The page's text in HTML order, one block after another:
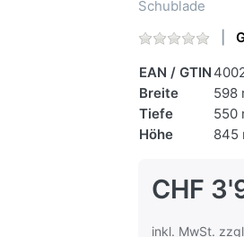
Schublade
EAN / GTIN
Breite
598
Tiefe
550
Höhe
845
CHF
inkl. MwSt.